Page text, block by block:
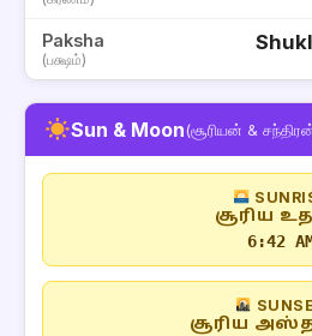
Paksha
(பக்ஷம்)
Sun & Moon(சூரியன் &
சூரிய
6:42
சூரிய